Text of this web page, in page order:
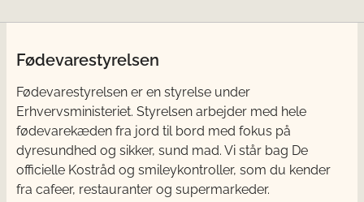
Fødevarestyrelsen
Fødevarestyrelsen er en styrelse under
Erhvervsministeriet. Styrelsen arbejder med hele
fødevarekæden fra jord til bord med fokus på
dyresundhed og sikker, sund mad. Vi står bag De
officielle Kostråd og smileykontroller, som du kender
fra cafeer, restauranter og supermarkeder.